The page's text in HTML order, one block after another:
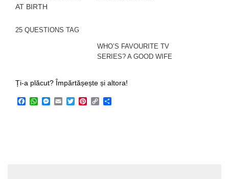
AT BIRTH
25 QUESTIONS TAG
WHO’S FAVOURITE TV
SERIES? A GOOD WIFE
Ți-a plăcut? Împărtășește și altora!
Facebook
WhatsApp
Messenger
EmailTwitterPinterest
Copy